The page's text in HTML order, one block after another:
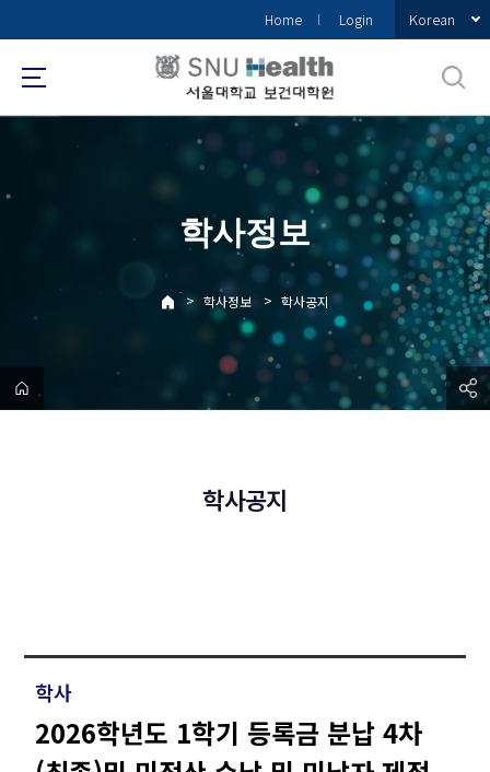
로
메
Home Login Korean
학사정보
> 학사정보 > 학사공지
학사공지
학사
2026학년도 1학기 등록금 분납 4차